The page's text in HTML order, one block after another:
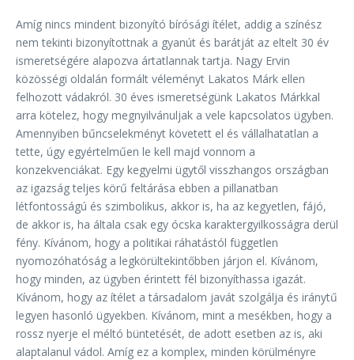
Amíg nincs mindent bizonyító bírósági ítélet, addig a színész
nem tekinti bizonyítottnak a gyanút és barátját az eltelt 30 év
ismeretségére alapozva ártatlannak tartja. Nagy Ervin
közösségi oldalán formált véleményt Lakatos Márk ellen
felhozott vádakról. 30 éves ismeretségünk Lakatos Márkkal
arra kötelez, hogy megnyilvánuljak a vele kapcsolatos ügyben.
Amennyiben bűncselekményt követett el és vállalhatatlan a
tette, úgy egyértelműen le kell majd vonnom a
konzekvenciákat. Egy kegyelmi ügytől visszhangos országban
az igazság teljes körű feltárása ebben a pillanatban
létfontosságú és szimbolikus, akkor is, ha az kegyetlen, fájó,
de akkor is, ha általa csak egy ócska karaktergyilkosságra derül
fény. Kívánom, hogy a politikai ráhatástól független
nyomozóhatóság a legkörültekintőbben járjon el. Kívánom,
hogy minden, az ügyben érintett fél bizonyíthassa igazát.
Kívánom, hogy az ítélet a társadalom javát szolgálja és iránytű
legyen hasonló ügyekben. Kívánom, mint a mesékben, hogy a
rossz nyerje el méltó büntetését, de adott esetben az is, aki
alaptalanul vádol. Amíg ez a komplex, minden körülményre